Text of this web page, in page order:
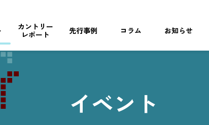
カントリー
レポート
先行事例 コラム お知らせ
イベント